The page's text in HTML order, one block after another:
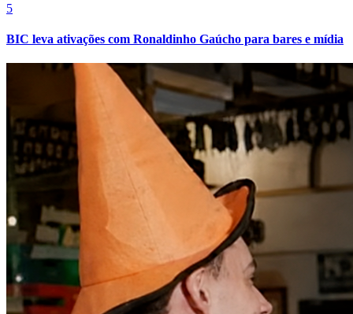
Vitória
5
BIC leva ativações com Ronaldinho Gaúcho para bares e mídia